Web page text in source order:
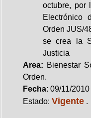
octubre, por
Electrónico
Orden JUS/
se crea la
Justicia
Area: Bienestar
Orden.
Fecha: 09/11/2010
Estado: Vigente .